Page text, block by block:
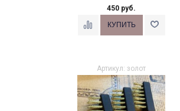
450 руб.
Артикул: золот